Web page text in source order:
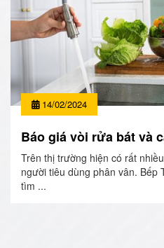
14/02/2024
Báo giá vòi rửa bát và
Trên thị trường hiện có rất
người tiêu dùng phân vân. Bếp
tìm ...